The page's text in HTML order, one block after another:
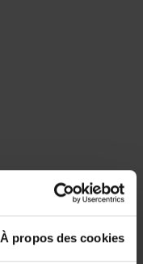
À propos des cookies